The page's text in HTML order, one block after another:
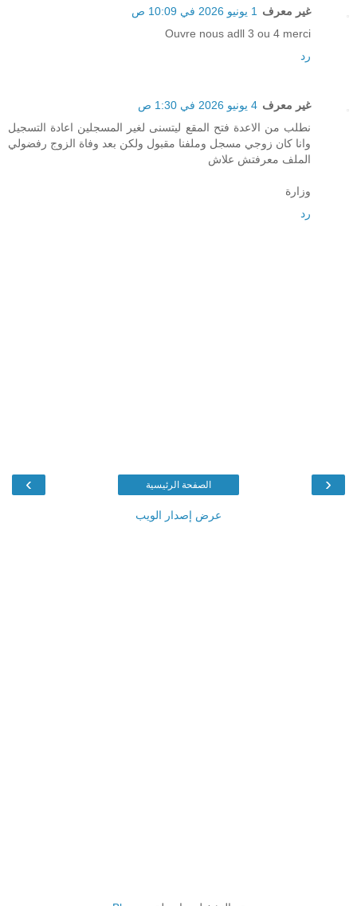
غير معرف 1 يونيو 2026 في 10:09 ص
Ouvre nous adll 3 ou 4 merci
رد
غير معرف 4 يونيو 2026 في 1:30 ص
نطلب من الاعدة فتح المقع ليتسنى لغير المسجلين اعادة التسجيل
وانا كان زوجي مسجل وملفنا مقبول ولكن بعد وفاة الزوج رفضولي
الملف معرفتش علاش
وزارة
رد
‹
› الصفحة الرئيسية
عرض إصدار الويب